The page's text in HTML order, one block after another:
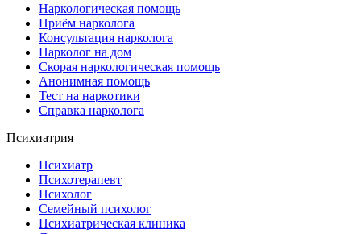
Наркологическая помощь
Приём нарколога
Консультация нарколога
Нарколог на дом
Скорая наркологическая помощь
Анонимная помощь
Тест на наркотики
Справка нарколога
Психиатрия
Психиатр
Психотерапевт
Психолог
Семейный психолог
Психиатрическая клиника